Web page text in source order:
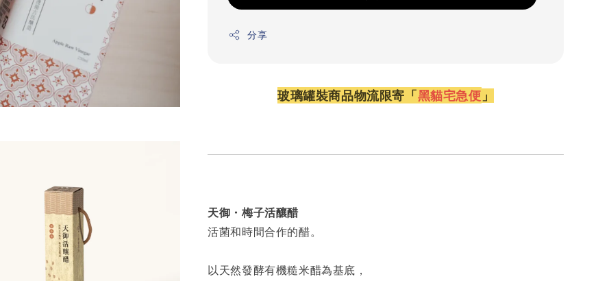
分享
玻璃罐裝商品物流限寄「黑貓宅急便 」
天御・梅子活釀醋
活菌和時間合作的醋。
以天然發酵有機糙米醋為基底，